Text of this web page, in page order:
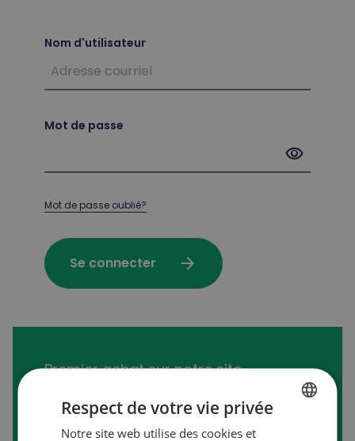
Nom d'utilisateur
Mot de passe
visibility
Mot de passe oublié?
Se connecter arrow_forward
Premier achat sur notre site
Respect de votre vie privée
Notre site web utilise des cookies et